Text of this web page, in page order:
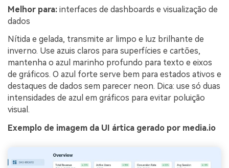
Melhor para: interfaces de dashboards e visualização de
dados
Nítida e gelada, transmite ar limpo e luz brilhante de
inverno. Use azuis claros para superfícies e cartões,
mantenha o azul marinho profundo para texto e eixos
de gráficos. O azul forte serve bem para estados ativos e
destaques de dados sem parecer neon. Dica: use só duas
intensidades de azul em gráficos para evitar poluição
visual.
Exemplo de imagem da UI ártica gerado por media.io